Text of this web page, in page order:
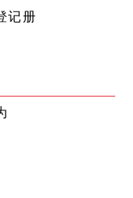
记册